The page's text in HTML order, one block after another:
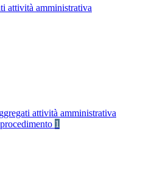
attività amministrativa
attività amministrativa
1